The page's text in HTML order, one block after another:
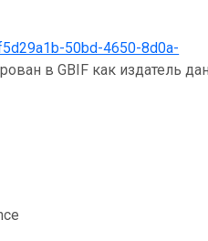
50bd-4650-8d0a-
в GBIF как издатель